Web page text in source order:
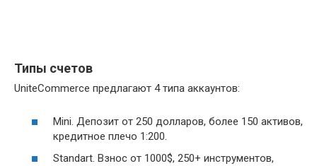
Типы счетов
UniteCommerce предлагают 4 типа аккаунтов:
Mini. Депозит от 250 долларов, более 150 активов,
кредитное плечо 1:200.
Standart. Взнос от 1000$, 250+ инструментов,